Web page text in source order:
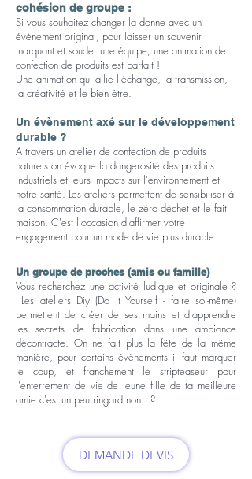
cohésion de groupe :
Si vous souhaitez changer la donne avec un
évènement original, pour laisser un souvenir
marquant et souder une équipe, une animation de
confection de produits est parfait !
Une animation qui allie l'échange, la transmission,
la créativité et le bien être.
Un évènement axé sur le développement
durable ?
A travers un atelier de confection de produits
naturels on évoque la dangerosité des produits
industriels et leurs impacts sur l'environnement et
notre santé. Les ateliers permettent de sensibiliser à
la consommation durable, le zéro déchet et le fait
maison. C'est l'occasion d'affirmer votre
engagement pour un mode de vie plus durable.
Un groupe de proches (amis ou famille)
Vous recherchez une activité ludique et originale ?
Les ateliers Diy (Do It Yourself - faire soi-même)
permettent de créer de ses mains et d'apprendre
les secrets de fabrication dans une ambiance
décontracte. On ne fait plus la fête de la même
manière, pour certains évènements il faut marquer
le coup, et franchement le stripteaseur pour
l'enterrement de vie de jeune fille de ta meilleure
amie c'est un peu ringard non ..?
DEMANDE DEVIS